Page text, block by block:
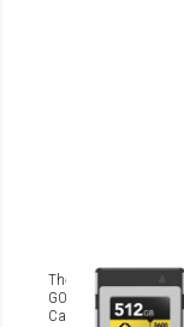
Thẻ nhớ Lexar
GOLD CFexpress 4.0
Card 512GB